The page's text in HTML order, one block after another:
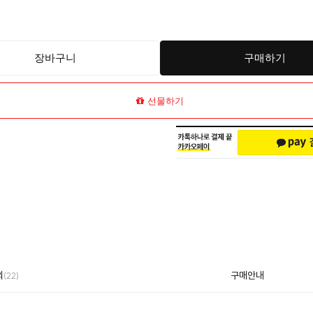
장바구니 구매하기
선물하기
(22) 구매안내